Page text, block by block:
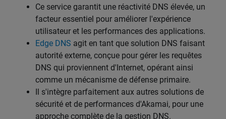
Ce service garantit une réactivité DNS élevée, un
facteur essentiel pour améliorer l'expérience
utilisateur et les performances des applications.
Edge DNS agit en tant que solution DNS faisant
autorité externe, conçue pour gérer les requêtes
DNS qui proviennent d'Internet, opérant ainsi
comme un mécanisme de défense primaire.
Il s'intègre parfaitement aux autres solutions de
sécurité et de performances d'Akamai, pour une
approche complète de la gestion DNS.